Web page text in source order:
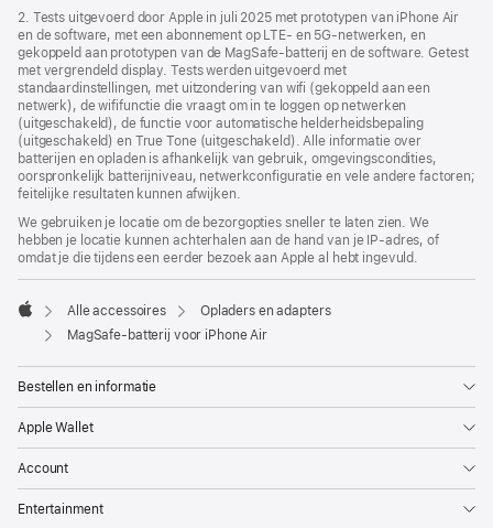
2. Tests uitgevoerd door Apple in juli 2025 met prototypen van iPhone Air
en de software, met een abonnement op LTE- en 5G‑netwerken, en
gekoppeld aan prototypen van de MagSafe-batterij en de software. Getest
met vergrendeld display. Tests werden uitgevoerd met
standaardinstellingen, met uitzondering van wifi (gekoppeld aan een
netwerk), de wififunctie die vraagt om in te loggen op netwerken
(uitgeschakeld), de functie voor automatische helderheidsbepaling
(uitgeschakeld) en True Tone (uitgeschakeld). Alle informatie over
batterijen en opladen is afhankelijk van gebruik, omgevingscondities,
oorspronkelijk batterijniveau, netwerkconfiguratie en vele andere factoren;
feitelijke resultaten kunnen afwijken.
We gebruiken je locatie om de bezorgopties sneller te laten zien. We
hebben je locatie kunnen achterhalen aan de hand van je IP-adres, of
omdat je die tijdens een eerder bezoek aan Apple al hebt ingevuld.
Apple
Alle accessoires
Opladers en adapters
MagSafe-batterij voor iPhone Air
Bestellen en informatie
Apple Wallet
Account
Entertainment